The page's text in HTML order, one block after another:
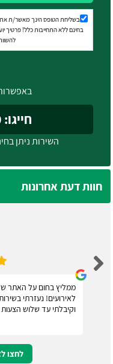
בשליחת הטופס הינך מאשר/ת את
בחינם ללא התחייבות כלל! פרטיך
חייגו: 077-6052800
השירות ניתן
חוות דעת אחרונות
ממליץ בחום על האתר
לאירועים! נעזרתי
וקיבלתי עד שלוש
לחצו